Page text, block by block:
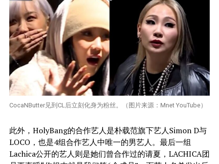
CocaNButter见到CL后立刻化身为粉丝。（图片来源：Mnet YouTube）
此外，HolyBang的合作艺人是朴载范旗下艺人Simon D与
LOCO，也是4组合作艺人中唯一的男艺人。最后一组
Lachica公开的艺人则是她们曾合作过的请夏，LACHICA团